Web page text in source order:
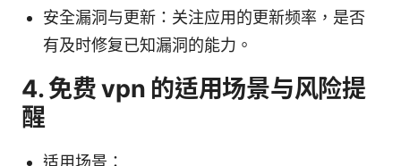
安全漏洞与更新：关注应用的更新频率，是否
有及时修复已知漏洞的能力。
4. 免费 vpn 的适用场景与风险提
醒
适用场景：